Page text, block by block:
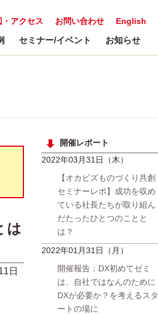
English
お問い合わせ
・アクセス
セミナー/イベント お知らせ
は
日
開催レポート
2022年03月31日（木）
【オカビズものづくり共創
セミナーレポ】成功を収め
ている社長たちが取り組ん
だたったひとつのことと
は？
2022年01月31日（月）
開催報告：DX初めてゼミ
は、自社ではなんのために
DXが必要か？を考えるスタ
ートの場に